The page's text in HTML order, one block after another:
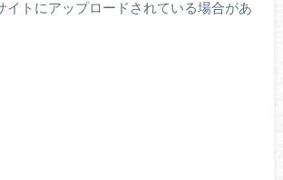
イトにアップロードされている場合があ